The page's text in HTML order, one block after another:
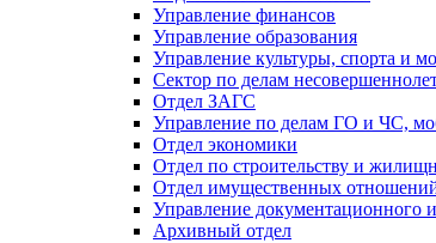
Управление финансов
Управление образования
Управление культуры, спорта и
Сектор по делам
Отдел ЗАГС
Управление по делам ГО и ЧС,
Отдел экономики
Отдел по строительству и
Отдел имущественных
Управление документационного
Архивный отдел